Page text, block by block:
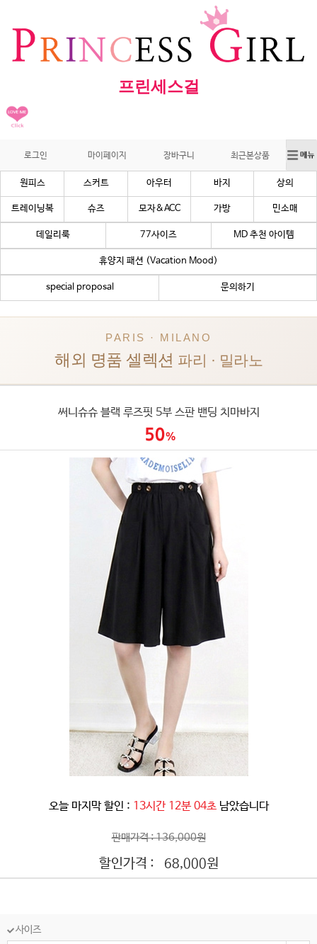
프린세스걸
로그인 마이페이지 장바구니 최근본상품
원피스 스커트 아우터 바지 상의
트레이닝복 슈즈 모자&ACC 가방 민소매
데일리룩 77사이즈 MD 추천 아이템
휴양지 패션 (Vacation Mood)
special proposal 문의하기
PARIS · MILANO
해외 명품 셀렉션 파리 · 밀라노
써니슈슈 블랙 루즈핏 5부 스판 밴딩 치마바지
오늘 마지막 할인 : 13시간 12분 01초 남았습니다
판매가격 : 136,000원
할인가격 : 68,000원
사이즈